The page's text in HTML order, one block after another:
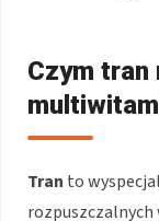
Czym tran
Tran to
rozpuszczalnych